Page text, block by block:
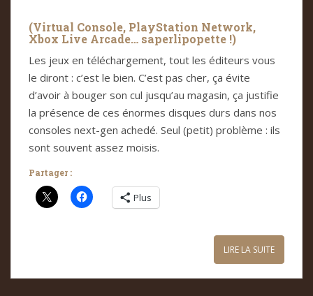
(Vir­tual Con­sole, PlayS­ta­tion Net­work,
Xbox Live Arcade… saper­li­po­pette !)
Les jeux en télé­char­ge­ment, tout les édi­teurs vous
le diront : c’est le bien. C’est pas cher, ça évite
d’avoir à bou­ger son cul jusqu’au maga­sin, ça jus­ti­fie
la pré­sence de ces énor­mes dis­ques durs dans nos
con­so­les next-gen achedé. Seul (petit) pro­blème : ils
sont sou­vent assez moi­sis.
Partager :
Plus
LIRE LA SUITE